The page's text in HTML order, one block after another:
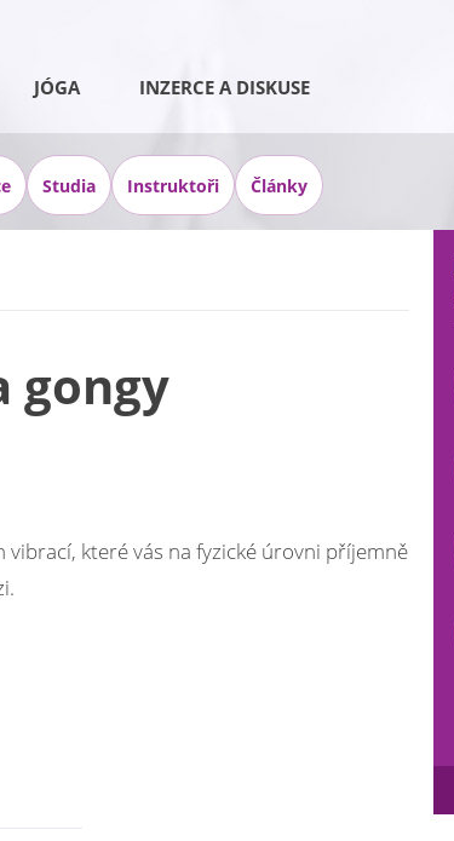
JÓGA INZERCE A DISKUSE
Studia Instruktoři Články
gongy
které vás na fyzické úrovni příjemně